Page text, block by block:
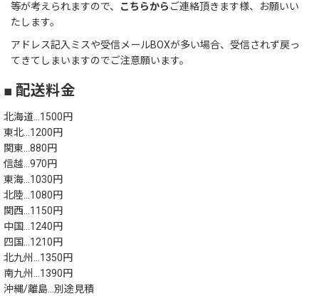
等が考えられますので、
こちらから ご連絡頂きます様、お願いい
たします。
アドレス記入ミスや受信メールBOXが多い場合、受信されず戻っ
てきてしまいますのでご注意願います。
■ 配送料金
北海道…1500円
東北…1200円
関東…880円
信越…970円
東海…1030円
北陸…1080円
関西…1150円
中国…1240円
四国…1210円
北九州…1350円
南九州…1390円
沖縄/離島…別途見積